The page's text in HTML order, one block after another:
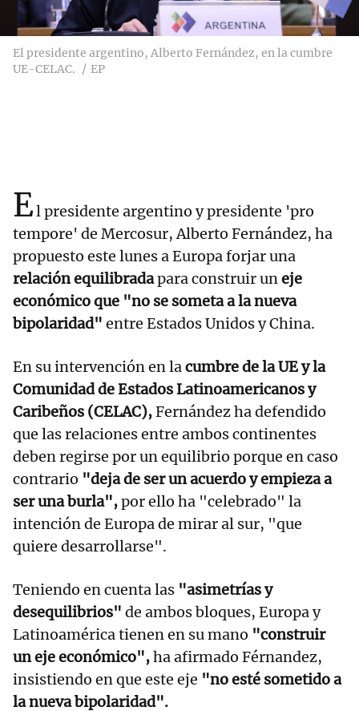
El presidente argentino, Alberto Fernández, en la cumbre
UE-CELAC.
EP
El presidente argentino y presidente 'pro
tempore' de Mercosur, Alberto Fernández, ha
propuesto este lunes a Europa forjar una
relación equilibradapara construir uneje
económico que "no se someta a la nueva
bipolaridad" entre Estados Unidos y China.
En su intervención en lacumbre de la UE y la
Comunidad de Estados Latinoamericanos y
Caribeños (CELAC),Fernández ha defendido
que las relaciones entre ambos continentes
deben regirse por un equilibrio porque en caso
contrario "deja de ser un acuerdo y empieza a
ser una burla",por ello ha "celebrado" la
intención de Europa de mirar al sur, "que
quiere desarrollarse".
Teniendo en cuenta las "asimetrías y
desequilibrios" de ambos bloques, Europa y
Latinoamérica tienen en su mano "construir
un eje económico",ha afirmado Férnandez,
insistiendo en que este eje "no esté sometido a
la nueva bipolaridad".